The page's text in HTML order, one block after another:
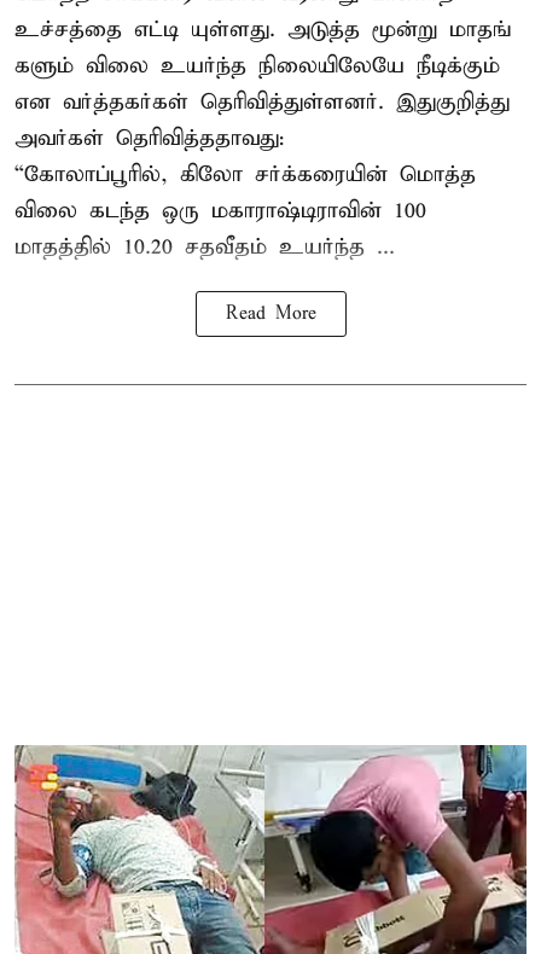
உச்சத்தை எட்டி யுள்ளது. அடுத்த மூன்று மாதங்
களும் விலை உயர்ந்த நிலையிலேயே நீடிக்கும்
என வர்த்தகர்கள் தெரிவித்துள்ளனர். இதுகுறித்து
அவர்கள் தெரிவித்ததாவது:
“கோலாப்பூரில், கிலோ சர்க்கரையின் மொத்த
விலை கடந்த ஒரு மகாராஷ்டிராவின் 100
மாதத்தில் 10.20 சதவீதம் உயர்ந்த ...
Read More